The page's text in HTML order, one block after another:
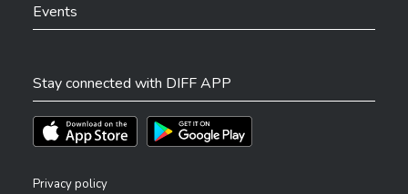
Events
Stay connected with DIFF APP
Téléchargez l'app sur l'App StoreTéléchargez l'app sur Play Store
Privacy policy